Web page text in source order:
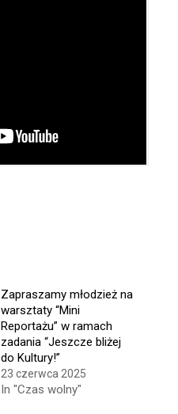
Zapraszamy młodzież na
warsztaty “Mini
Reportażu” w ramach
zadania “Jeszcze bliżej
do Kultury!”
23 czerwca 2025
In "Czas wolny"